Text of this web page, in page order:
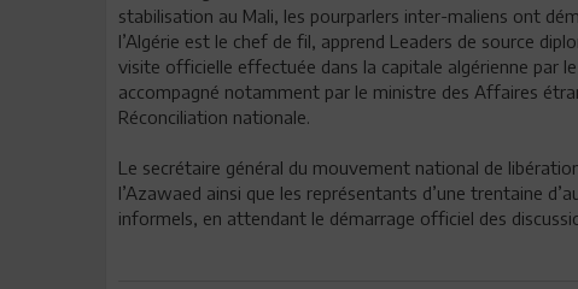
stabilisation au Mali, les pourparlers inter-maliens ont
l’Algérie est le chef de fil, apprend Leaders de source
visite officielle effectuée dans la capitale algérienne par
accompagné notamment par le ministre des Affaires
Réconciliation nationale.
Le secrétaire général du mouvement national de
l’Azawaed ainsi que les représentants d’une trentaine
informels, en attendant le démarrage officiel des